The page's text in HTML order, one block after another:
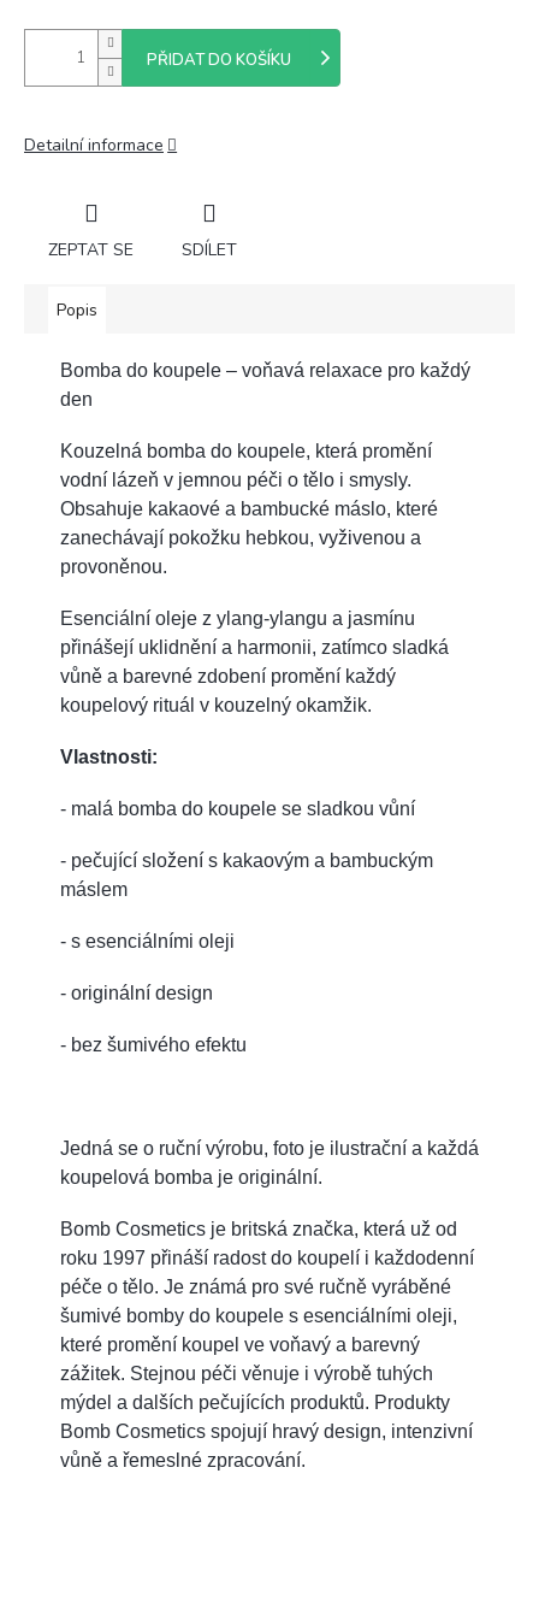
PŘIDAT DO KOŠÍKU
Detailní informace
ZEPTAT SE SDÍLET
Popis
Bomba do koupele – voňavá relaxace pro každý
den
Kouzelná bomba do koupele, která promění
vodní lázeň v jemnou péči o tělo i smysly.
Obsahuje kakaové a bambucké máslo, které
zanechávají pokožku hebkou, vyživenou a
provoněnou.
Esenciální oleje z ylang-ylangu a jasmínu
přinášejí uklidnění a harmonii, zatímco sladká
vůně a barevné zdobení promění každý
koupelový rituál v kouzelný okamžik.
Vlastnosti:
- malá bomba do koupele se sladkou vůní
- pečující složení s kakaovým a bambuckým
máslem
- s esenciálními oleji
- originální design
- bez šumivého efektu
Jedná se o ruční výrobu, foto je ilustrační a každá
koupelová bomba je originální.
Bomb Cosmetics je britská značka, která už od
roku 1997 přináší radost do koupelí i každodenní
péče o tělo. Je známá pro své ručně vyráběné
šumivé bomby do koupele s esenciálními oleji,
které promění koupel ve voňavý a barevný
zážitek. Stejnou péči věnuje i výrobě tuhých
mýdel a dalších pečujících produktů. Produkty
Bomb Cosmetics spojují hravý design, intenzivní
vůně a řemeslné zpracování.